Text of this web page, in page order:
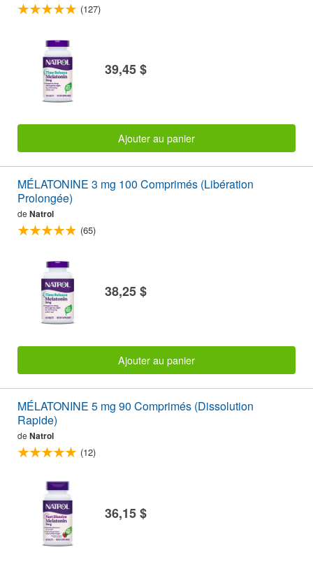
(127)
39,45 $
Ajouter au panier
MÉLATONINE 3 mg 100 Comprimés (Libération
Prolongée)
de Natrol
(65)
38,25 $
Ajouter au panier
MÉLATONINE 5 mg 90 Comprimés (Dissolution
Rapide)
de Natrol
(12)
36,15 $